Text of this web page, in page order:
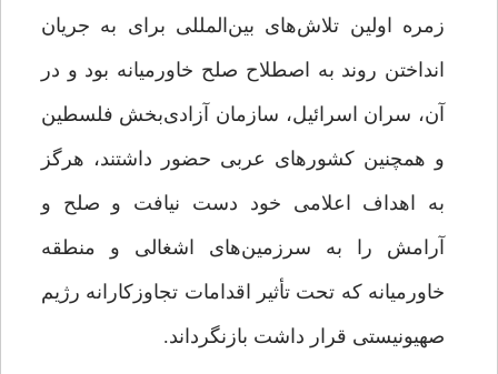
زمره‌ اولین تلاش‌های بین‌المللی برای به جریان
انداختن روند به اصطلاح صلح خاورمیانه بود و در
آن، سران اسرائیل، سازمان آزادی‌بخش فلسطین
و همچنین کشورهای عربی حضور داشتند، هرگز
به اهداف اعلامی خود دست نیافت و صلح و
آرامش را به سرزمین‌های اشغالی و منطقه‌
خاورمیانه که تحت تأثیر اقدامات تجاوزکارانه‌ رژیم
صهیونیستی قرار داشت بازنگرداند.